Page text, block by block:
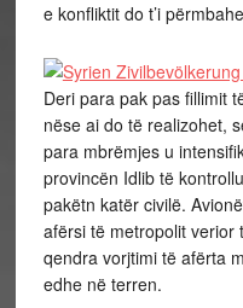
e konfliktit do t’i
Deri para pak pas fillimit
nëse ai do të realizohet,
para mbrëmjes u
provincën Idlib të
pakëtn katër civilë.
afërsi të metropolit verior
qendra vorjtimi të afërta
edhe në terren.